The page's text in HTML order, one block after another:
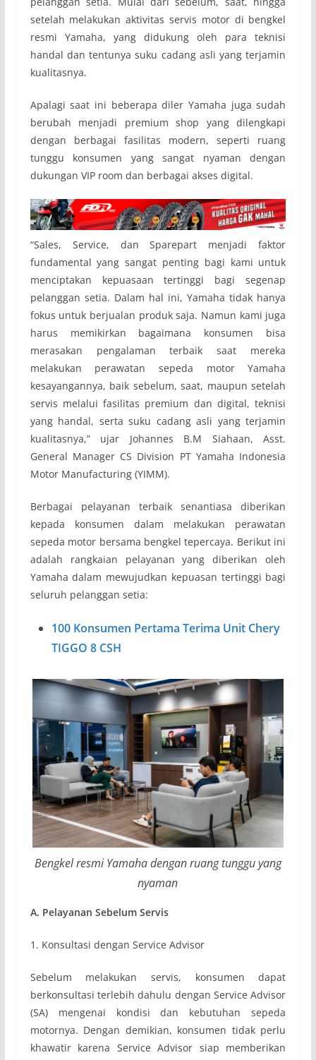
setelah melakukan aktivitas servis motor di bengkel
resmi Yamaha, yang didukung oleh para teknisi
handal dan tentunya suku cadang asli yang terjamin
kualitasnya.
Apalagi saat ini beberapa diler Yamaha juga sudah
berubah menjadi premium shop yang dilengkapi
dengan berbagai fasilitas modern, seperti ruang
tunggu konsumen yang sangat nyaman dengan
dukungan VIP room dan berbagai akses digital.
“Sales, Service, dan Sparepart menjadi faktor
fundamental yang sangat penting bagi kami untuk
menciptakan kepuasaan tertinggi bagi segenap
pelanggan setia. Dalam hal ini, Yamaha tidak hanya
fokus untuk berjualan produk saja. Namun kami juga
harus memikirkan bagaimana konsumen bisa
merasakan pengalaman terbaik saat mereka
melakukan perawatan sepeda motor Yamaha
kesayangannya, baik sebelum, saat, maupun setelah
servis melalui fasilitas premium dan digital, teknisi
yang handal, serta suku cadang asli yang terjamin
kualitasnya,” ujar Johannes B.M Siahaan, Asst.
General Manager CS Division PT Yamaha Indonesia
Motor Manufacturing (YIMM).
Berbagai pelayanan terbaik senantiasa diberikan
kepada konsumen dalam melakukan perawatan
sepeda motor bersama bengkel tepercaya. Berikut ini
adalah rangkaian pelayanan yang diberikan oleh
Yamaha dalam mewujudkan kepuasan tertinggi bagi
seluruh pelanggan setia:
100 Konsumen Pertama Terima Unit Chery
TIGGO 8 CSH
Bengkel resmi Yamaha dengan ruang tunggu yang
nyaman
A. Pelayanan Sebelum Servis
1. Konsultasi dengan Service Advisor
Sebelum melakukan servis, konsumen dapat
berkonsultasi terlebih dahulu dengan Service Advisor
(SA) mengenai kondisi dan kebutuhan sepeda
motornya. Dengan demikian, konsumen tidak perlu
khawatir karena Service Advisor siap memberikan